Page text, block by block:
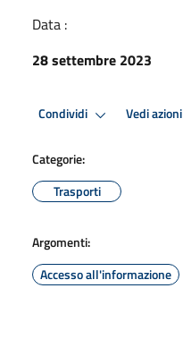
Data :
28 settembre 2023
Condividi Vedi azioni
Categorie:
Trasporti
Argomenti:
Accesso all'informazione